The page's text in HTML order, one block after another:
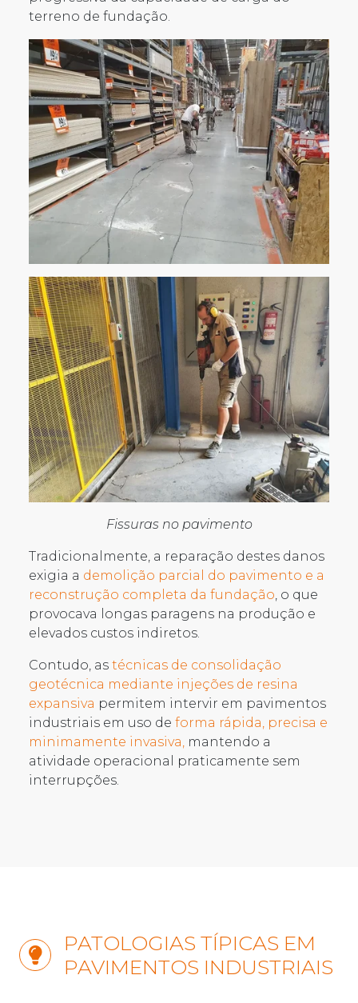
terreno de fundação.
Fissuras no pavimento
Tradicionalmente, a reparação destes danos
exigia a demolição parcial do pavimento e a
reconstrução completa da fundação , o que
provocava longas paragens na produção e
elevados custos indiretos.
Contudo, as técnicas de consolidação
geotécnica mediante injeções de resina
expansiva permitem intervir em pavimentos
industriais em uso de forma rápida, precisa e
minimamente invasiva, mantendo a
atividade operacional praticamente sem
interrupções.
PATOLOGIAS TÍPICAS EM
PAVIMENTOS INDUSTRIAIS